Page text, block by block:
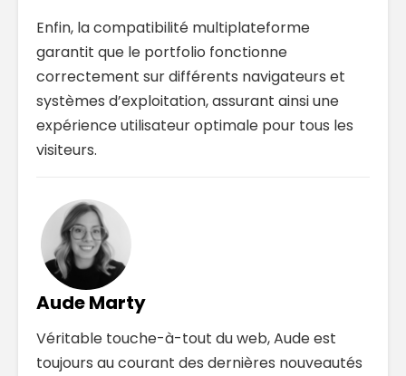
Enfin, la compatibilité multiplateforme
garantit que le portfolio fonctionne
correctement sur différents navigateurs et
systèmes d’exploitation, assurant ainsi une
expérience utilisateur optimale pour tous les
visiteurs.
Aude Marty
Véritable touche-à-tout du web, Aude est
toujours au courant des dernières nouveautés